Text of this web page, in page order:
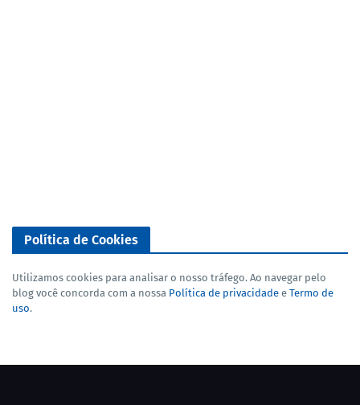
Política de Cookies
Utilizamos cookies para analisar o nosso tráfego. Ao navegar pelo
blog você concorda com a nossa Política de privacidade e Termo de
uso.